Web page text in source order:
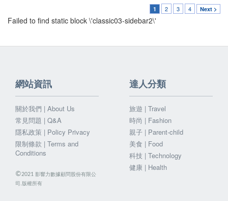
1 2 3 4 Next >
Failed to find static block \'classic03-sidebar2\'
網站資訊
關於我們 | About Us
常見問題 | Q&A
隱私政策 | Policy Privacy
限制條款 | Terms and
Conditions
©2021 影響力數據顧問股份有限公
司.版權所有
達人分類
旅遊 | Travel
時尚 | Fashion
親子 | Parent-child
美食 | Food
科技 | Technology
健康 | Health